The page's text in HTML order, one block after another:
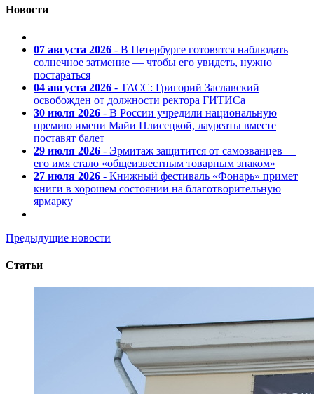
Новости
07 августа 2026 - В Петербурге готовятся наблюдать
солнечное затмение — чтобы его увидеть, нужно
постараться
04 августа 2026 - ТАСС: Григорий Заславский
освобожден от должности ректора ГИТИСа
30 июля 2026 - В России учредили национальную
премию имени Майи Плисецкой, лауреаты вместе
поставят балет
29 июля 2026 - Эрмитаж защитится от самозванцев —
его имя стало «общеизвестным товарным знаком»
27 июля 2026 - Книжный фестиваль «Фонарь» примет
книги в хорошем состоянии на благотворительную
ярмарку
Предыдущие новости
Статьи